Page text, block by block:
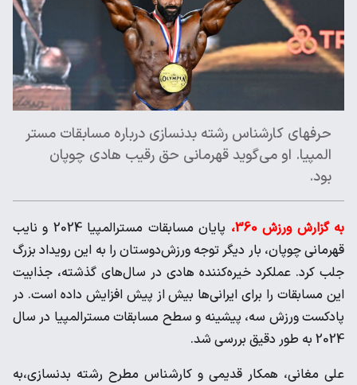
حرفهای کارشناس رشته بدنسازی درباره مسابقات مستر
المپیا. او می‌گوید قهرمانی حق رقیب هادی چوپان
بود.
به گزارش ورزش 360،
پایان مسابقات مسترالمپیا 2024 و نایب
قهرمانی چوپان، بار دیگر توجه ورزش‌دوستان را به این رویداد بزرگ
جلب کرد. عملکرد خیره‌کننده هادی در سال‌های گذشته، جذابیت
این مسابقات را برای ایرانی‌ها بیش از پیش افزایش داده است. در
پادکست ورزش سه، پیشینه و سطح مسابقات مسترالمپیا در سال
2024 به طور دقیق بررسی شد.
علی مغانی، همکار قدیمی و کارشناس مطرح رشته بدنسازی،به